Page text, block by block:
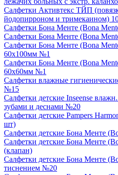
Салфетки Активтекс ТЙП
йодопирроном и тримекаином)
Салфетки Бона Менте (Bona
Салфетки Бона Менте (Bona
Салфетки Бона Менте (Bona
60х100мм №1
Салфетки Бона Менте (Bona
60х60мм №1
Салфетки влажные
№15
Салфетки детские Inseense
зубами и деснами №20
Салфетки детские Pampers
шт)
Салфетки детские Бона Менте
Салфетки детские Бона Менте
(клапан)
Салфетки детские Бона Менте
тиснением №20